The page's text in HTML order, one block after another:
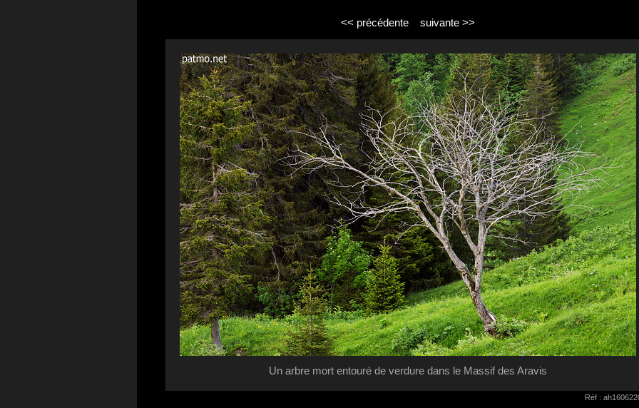
<< précédente suivante >>
Un arbre mort entouré de verdure dans le Massif des Aravis
Réf :